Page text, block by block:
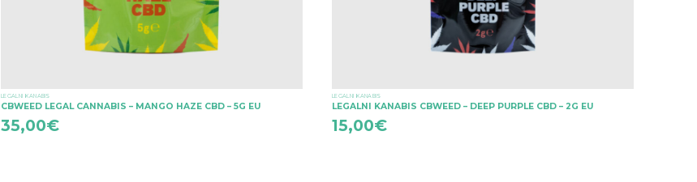
LEGALNI KANABIS
CBWEED LEGAL CANNABIS – MANGO HAZE CBD – 5G EU
35,00€
LEGALNI KANABIS
LEGALNI KANABIS CBWEED – DEEP PURPLE CBD – 2G EU
15,00€